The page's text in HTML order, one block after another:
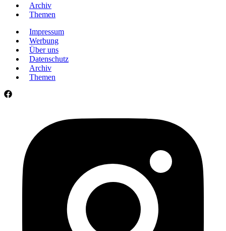
Archiv
Themen
Impressum
Werbung
Über uns
Datenschutz
Archiv
Themen